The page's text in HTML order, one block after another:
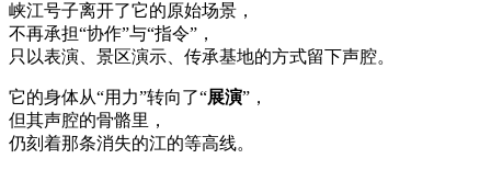
峡江号子离开了它的原始场景，
不再承担“协作”与“指令”，
只以表演、景区演示、传承基地的方式留下声腔。
它的身体从“用力”转向了“展演”，
但其声腔的骨骼里，
仍刻着那条消失的江的等高线。